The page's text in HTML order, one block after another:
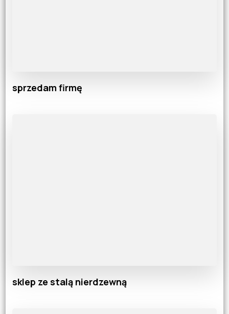
sprzedam firmę
sklep ze stalą nierdzewną